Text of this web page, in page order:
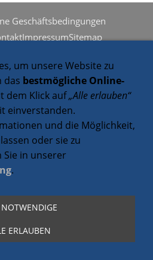
Geschäftsbedingungen
ImpressumSitemap
um unsere Website zu
das bestmögliche Online-
dem Klick auf„Alle erlauben“
einverstanden.
und die Möglichkeit,
oder sie zu
Sie in unserer
.
ERLAUBEN